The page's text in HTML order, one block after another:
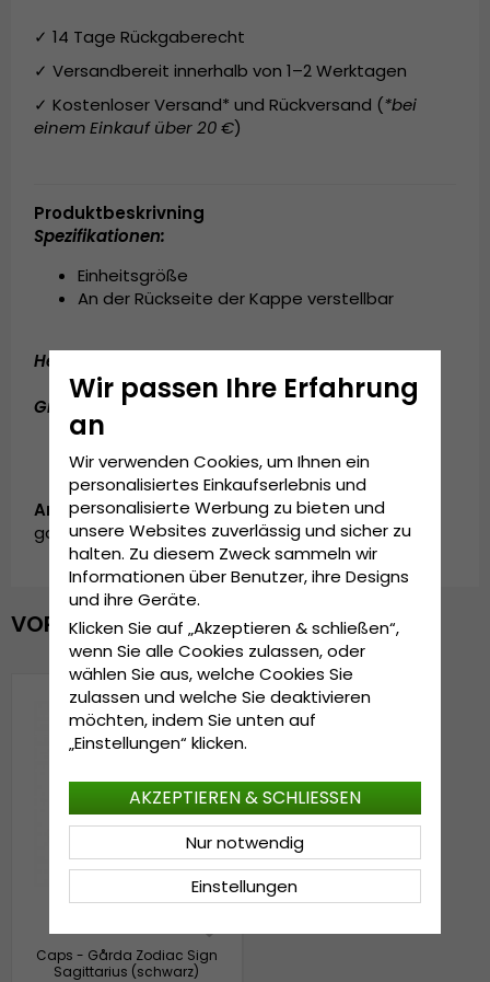
✓ 14 Tage Rückgaberecht
✓ Versandbereit innerhalb von 1–2 Werktagen
✓ Kostenloser Versand* und Rückversand (*bei
einem Einkauf über 20 €)
Produktbeskrivning
Spezifikationen:
Einheitsgröße
An der Rückseite der Kappe verstellbar
Hergestellt aus:
Grösseninformationen:
Artikelnummer:
garda.cap.sagittarius
VOR KURZEM ANGESEHEN
Caps - Gårda Zodiac Sign
Sagittarius (schwarz)
Wir passen Ihre Erfahrung
an
Wir verwenden Cookies, um Ihnen ein
personalisiertes Einkaufserlebnis und
personalisierte Werbung zu bieten und
unsere Websites zuverlässig und sicher zu
halten. Zu diesem Zweck sammeln wir
Informationen über Benutzer, ihre Designs
und ihre Geräte.
Klicken Sie auf „Akzeptieren & schließen“,
wenn Sie alle Cookies zulassen, oder
wählen Sie aus, welche Cookies Sie
zulassen und welche Sie deaktivieren
möchten, indem Sie unten auf
„Einstellungen“ klicken.
Einstellungen
Nur notwendig
AKZEPTIEREN & SCHLIESSEN